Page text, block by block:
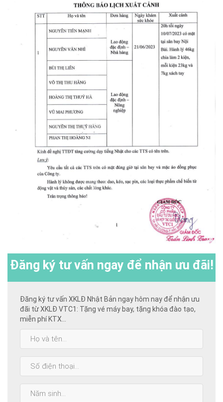
Đăng ký tư vấn ngay để nhận ưu đãi!
Đăng ký tư vấn XKLĐ Nhật Bản ngay hôm nay để nhận ưu
đãi từ XKLĐ VTC1: Tặng vé máy bay, tặng khóa đào tạo,
miễn phí KTX...
sinh: